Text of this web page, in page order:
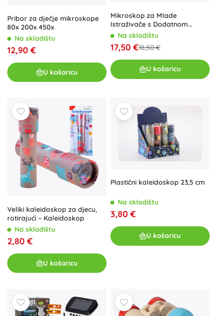
Pribor za dječje mikroskope
80x 200x 450x
Na skladištu
12,90 €
U košaricu
Mikroskop za Mlade
Istraživače s Dodatnom
Opreme
Na skladištu
17,50 €18,50 €
U košaricu
Veliki kaleidoskop za djecu,
rotirajući – Kaleidoskop
Na skladištu
2,80 €
U košaricu
Plastični kaleidoskop 23,5 cm
Na skladištu
3,80 €
U košaricu